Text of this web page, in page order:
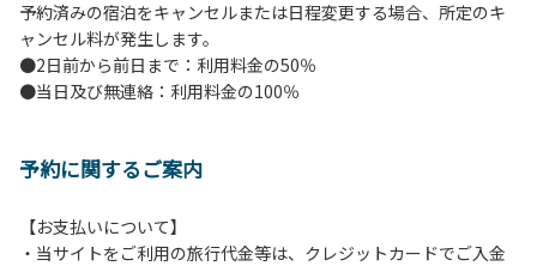
予約済みの宿泊をキャンセルまたは日程変更する場合、所定のキ
ャンセル料が発生します。
●2日前から前日まで：利用料金の50％
●当日及び無連絡：利用料金の100％
予約に関するご案内
【お支払いについて】
・当サイトをご利用の旅行代金等は、クレジットカードでご入金